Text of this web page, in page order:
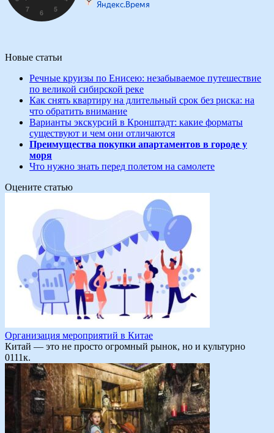
Новые статьи
Речные круизы по Енисею: незабываемое путешествие
по великой сибирской реке
Как снять квартиру на длительный срок без риска: на
что обратить внимание
Варианты экскурсий в Кронштадт: какие форматы
существуют и чем они отличаются
Преимущества покупки апартаментов в городе у
моря
Что нужно знать перед полетом на самолете
Оцените статью
Организация мероприятий в Китае
Китай — это не просто огромный рынок, но и культурно
0111к.